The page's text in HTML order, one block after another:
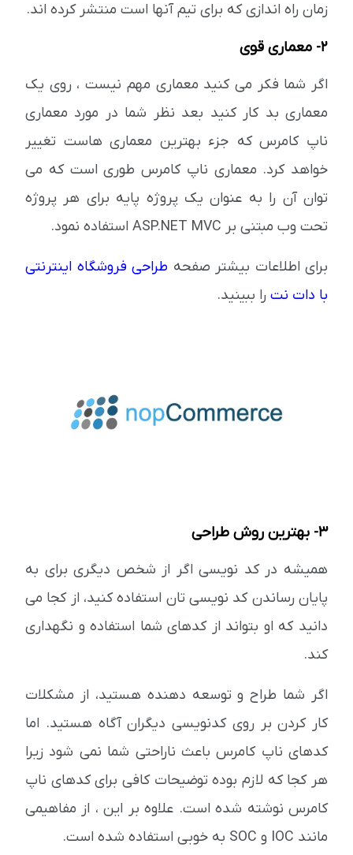
زمان راه اندازی که برای تیم آنها است منتشر کرده اند.
2- معماری قوی
اگر شما فکر می کنید معماری مهم نیست ، روی یک
معماری بد کار کنید بعد نظر شما در مورد معماری
ناپ کامرس که جزء بهترین معماری هاست تغییر
خواهد کرد. معماری ناپ کامرس طوری است که می
توان آن را به عنوان یک پروژه پایه برای هر پروژه
تحت وب مبتنی بر ASP.NET MVC استفاده نمود.
برای اطلاعات بیشتر صفحه طراحی فروشگاه اینترنتی
با دات نت را ببینید.
3- بهترین روش طراحی
همیشه در کد نویسی اگر از شخص دیگری برای به
پایان رساندن کد نویسی تان استفاده کنید، از کجا می
دانید که او بتواند از کدهای شما استفاده و نگهداری
کند.
اگر شما طراح و توسعه دهنده هستید، از مشکلات
کار کردن بر روی کدنویسی دیگران آگاه هستید. اما
کدهای ناپ کامرس باعث ناراحتی شما نمی شود زیرا
هر کجا که لازم بوده توضیحات کافی برای کدهای ناپ
کامرس نوشته شده است. علاوه بر این ، از مفاهیمی
مانند IOC و SOC به خوبی استفاده شده است.